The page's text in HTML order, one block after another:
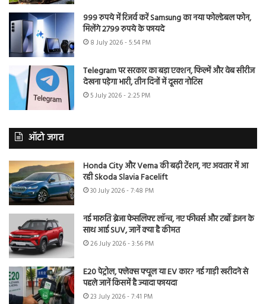
999 रुपये में रिजर्व करें Samsung का नया फोल्डेबल फोन,
मिलेंगे 2799 रुपये के फायदे
8 July 2026 - 5:54 PM
Telegram पर सरकार का बड़ा एक्शन, फिल्में और वेब सीरीज
देखना पड़ेगा भारी, तीन दिनों में दूसरा नोटिस
5 July 2026 - 2:25 PM
ऑटो जगत
Honda City और Verna की बढ़ी टेंशन, नए अवतार में आ
रही Skoda Slavia Facelift
30 July 2026 - 7:48 PM
नई मारुति ब्रेजा फेसलिफ्ट लॉन्च, नए फीचर्स और टर्बो इंजन के
साथ आई SUV, जानें क्या है कीमत
26 July 2026 - 3:56 PM
E20 पेट्रोल, फ्लेक्स फ्यूल या EV कार? नई गाड़ी खरीदने से
पहले जानें किसमें है ज्यादा फायदा
23 July 2026 - 7:41 PM